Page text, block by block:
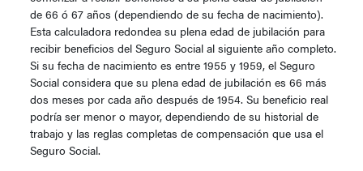
de 66 ó 67 años (dependiendo de su fecha de nacimiento).
Esta calculadora redondea su plena edad de jubilación para
recibir beneficios del Seguro Social al siguiente año completo.
Si su fecha de nacimiento es entre 1955 y 1959, el Seguro
Social considera que su plena edad de jubilación es 66 más
dos meses por cada año después de 1954. Su beneficio real
podría ser menor o mayor, dependiendo de su historial de
trabajo y las reglas completas de compensación que usa el
Seguro Social.